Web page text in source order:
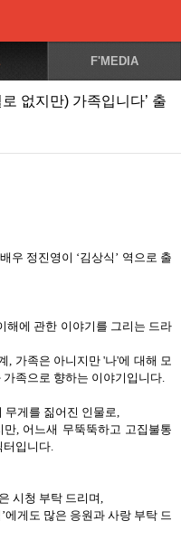
F'MEDIA
없지만) 가족입니다’ 출
우 정진영이 ‘김상식 ’ 역으로 출
해에 관한 이야기를 그리는 드라
, 가족은 아니지만 '나'에 대해 모
족으로 향하는 이야기입니다.
무게를 짊어진 인물로,
만, 어느새 무뚝뚝하고 고집불통
터입니다.
시청 부탁 드리며,
’에게도 많은 응원과 사랑 부탁 드